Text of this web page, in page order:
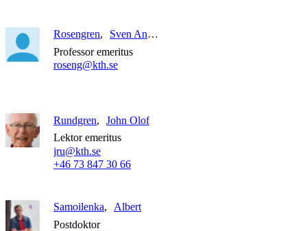
Rosengren
Sven Anders
Professor emeritus
roseng@kth.se
Rundgren
John Olof
Lektor emeritus
jru@kth.se
+46 73 847 30 66
Samoilenka
Albert
Postdoktor